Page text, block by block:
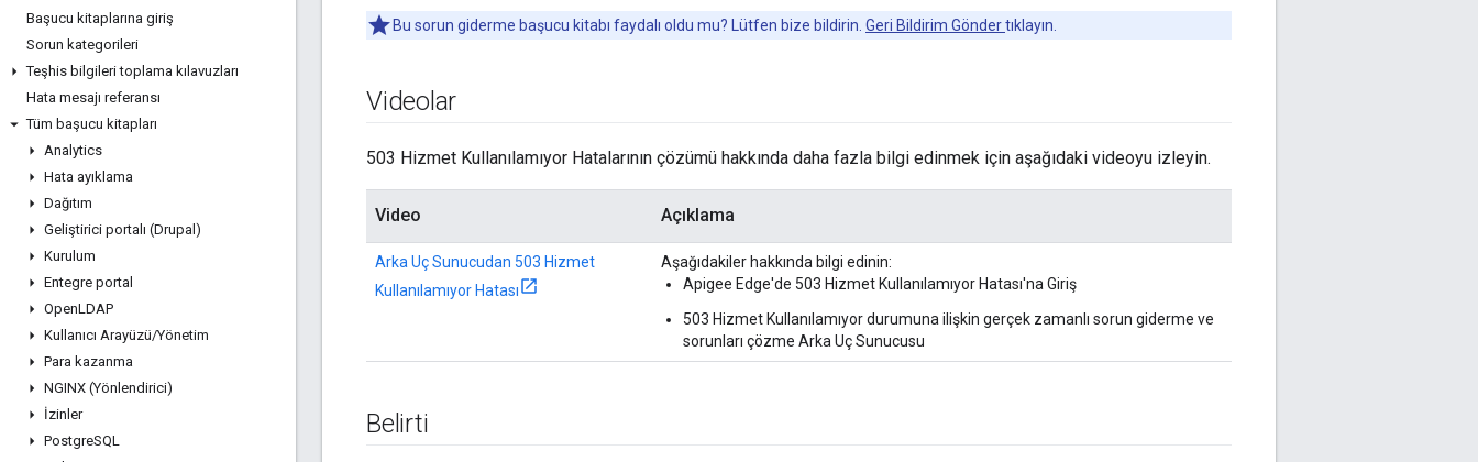
Başucu kitaplarına giriş
Sorun kategorileri
Teşhis bilgileri toplama kılavuzları
Hata mesajı referansı
Tüm başucu kitapları
Analytics
Hata ayıklama
Dağıtım
Geliştirici portalı (Drupal)
Kurulum
Entegre portal
OpenLDAP
Kullanıcı Arayüzü/Yönetim
Para kazanma
NGINX (Yönlendirici)
İzinler
PostgreSQL
Bu sorun giderme başucu kitabı faydalı oldu mu? Lütfen bize bildirin. Geri Bildirim Göndertıklayın.
Videolar
503 Hizmet Kullanılamıyor Hatalarının çözümü hakkında daha fazla bilgi edinmek için aşağıdaki videoyu izleyin.
Video Açıklama
Arka Uç Sunucudan 503 Hizmet
Kullanılamıyor Hatası
Aşağıdakiler hakkında bilgi edinin:
Apigee Edge'de 503 Hizmet Kullanılamıyor Hatası'na Giriş
503 Hizmet Kullanılamıyor durumuna ilişkin gerçek zamanlı sorun giderme ve
sorunları çözme Arka Uç Sunucusu
Belirti